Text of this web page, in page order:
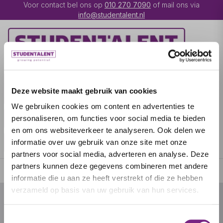
Deze website maakt gebruik van cookies
We gebruiken cookies om content en advertenties te
personaliseren, om functies voor social media te bieden
en om ons websiteverkeer te analyseren. Ook delen we
informatie over uw gebruik van onze site met onze
partners voor social media, adverteren en analyse. Deze
partners kunnen deze gegevens combineren met andere
informatie die u aan ze heeft verstrekt of die ze hebben
verzameld op basis van uw gebruik van hun services.
Voor contact bel ons op 010 270 7090 of mail ons via
info@studentalent.nl
UITZENDKRACHT
IK BEN WERKGEVER OVER STUDENTALENT
SPECIALISATIES